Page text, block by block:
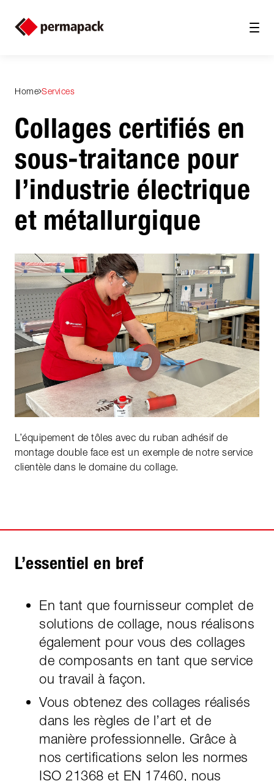
Home Services
Collages certifiés en
sous-traitance pour
l’indus­trie électrique
et métallurgique
L’équipement de tôles avec du ruban adhésif de
montage double face est un exemple de notre service
clientèle dans le domaine du collage.
L’essentiel en bref
En tant que fournisseur complet de
solutions de collage, nous réalisons
également pour vous des collages
de composants en tant que service
ou travail à façon.
Vous obtenez des collages réalisés
dans les règles de l’art et de
manière professionnelle. Grâce à
nos certifications selon les normes
ISO 21368 et EN 17460, nous